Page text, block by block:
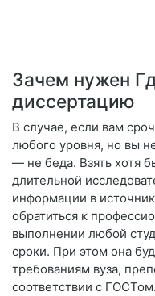
Зачем нужен
диссертацию
В случае, если вам
любого уровня, но вы
— не беда. Взять хотя
длительной
информации в
обратиться к
выполнении любой
сроки. При этом она
требованиям вуза,
соответствии с